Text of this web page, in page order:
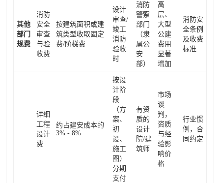
其他
部门
规费
消防
安全
审查
与验
收费
按建筑面积或建
筑类型收取固定
费/阶梯费
设计
审查/
竣工
消防
验收
时
消防
警察
部门
（隶
属公
安
部）
高
层、
大型
公建
费用
显著
增加
消防安
全条例
及收费
标准
详细
工程
设计
费
约占建安成本的
3% - 8%
按设
计阶
段
（方
案、
初
设、
施工
图）
分期
支付
有资
质的
设计
院/建
筑师
市场
谈
判，
资质
与经
验影
响价
格
行业惯
例，合
同约定